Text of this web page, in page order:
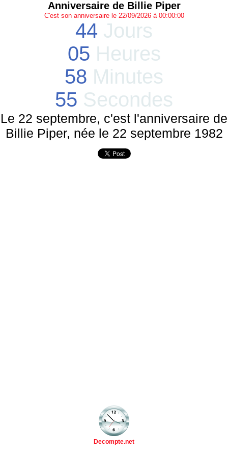
Anniversaire de Billie Piper
C'est son anniversaire le 22/09/2026 à 00:00:00
44 Jours
05 Heures
58 Minutes
55 Secondes
Le 22 septembre, c'est l'anniversaire de
Billie Piper, née le 22 septembre 1982
Decompte.net